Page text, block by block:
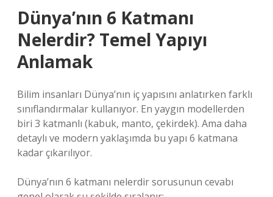
Dünya’nın 6 Katmanı
Nelerdir? Temel Yapıyı
Anlamak
Bilim insanları Dünya’nın iç yapısını anlatırken farklı
sınıflandırmalar kullanıyor. En yaygın modellerden
biri 3 katmanlı (kabuk, manto, çekirdek). Ama daha
detaylı ve modern yaklaşımda bu yapı 6 katmana
kadar çıkarılıyor.
Dünya’nın 6 katmanı nelerdir sorusunun cevabı